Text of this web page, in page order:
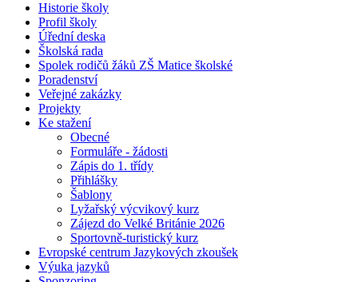
Historie školy
Profil školy
Úřední deska
Školská rada
Spolek rodičů žáků ZŠ Matice školské
Poradenství
Veřejné zakázky
Projekty
Ke stažení
Obecné
Formuláře - žádosti
Zápis do 1. třídy
Přihlášky
Šablony
Lyžařský výcvikový kurz
Zájezd do Velké Británie 2026
Sportovně-turistický kurz
Evropské centrum Jazykových zkoušek
Výuka jazyků